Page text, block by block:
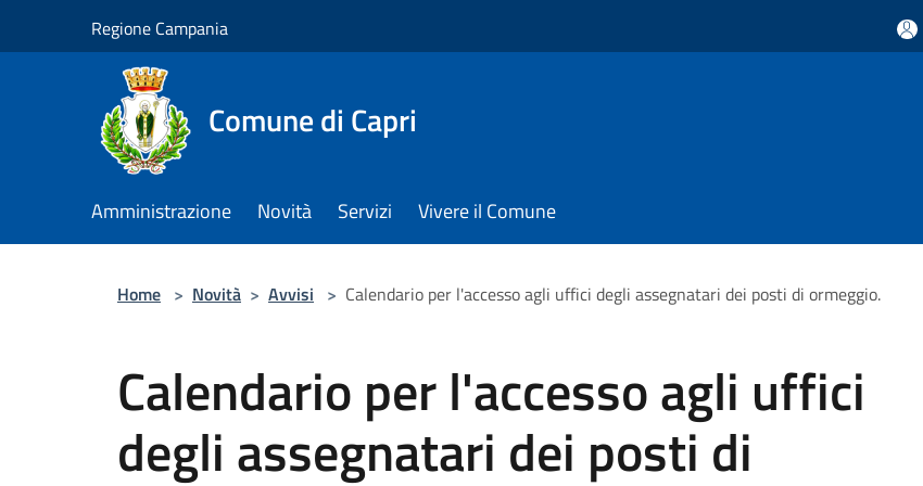
Regione Campania
Comune di Capri
Amministrazione Novità Servizi Vivere il Comune
Home > Novità > Avvisi > Calendario per l'accesso agli uffici degli assegnatari dei posti di ormeggio.
Calendario per l'accesso agli uffici
degli assegnatari dei posti di